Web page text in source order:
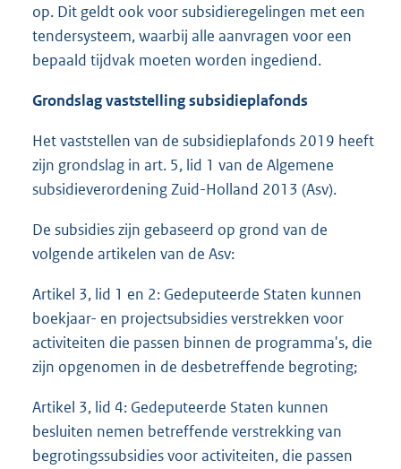
op. Dit geldt ook voor subsidieregelingen met een
tendersysteem, waarbij alle aanvragen voor een
bepaald tijdvak moeten worden ingediend.
Grondslag vaststelling subsidieplafonds
Het vaststellen van de subsidieplafonds 2019 heeft
zijn grondslag in art. 5, lid 1 van de Algemene
subsidieverordening Zuid-Holland 2013 (Asv).
De subsidies zijn gebaseerd op grond van de
volgende artikelen van de Asv:
Artikel 3, lid 1 en 2: Gedeputeerde Staten kunnen
boekjaar- en projectsubsidies verstrekken voor
activiteiten die passen binnen de programma's, die
zijn opgenomen in de desbetreffende begroting;
Artikel 3, lid 4: Gedeputeerde Staten kunnen
besluiten nemen betreffende verstrekking van
begrotingssubsidies voor activiteiten, die passen